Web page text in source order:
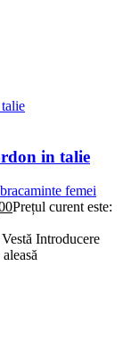
in talie
femei
Prețul curent este:
Introducere